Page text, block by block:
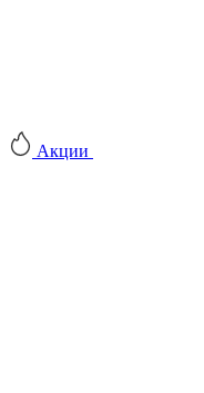
Акции